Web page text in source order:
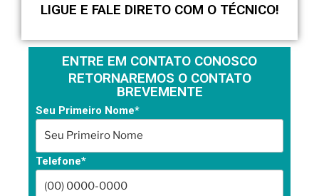
LIGUE E FALE DIRETO COM O TÉCNICO!
ENTRE EM CONTATO CONOSCO
RETORNAREMOS O CONTATO
BREVEMENTE
Seu Primeiro Nome*
Telefone*